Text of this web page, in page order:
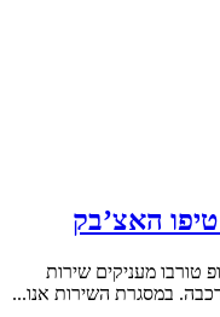
האצ’בק
טורבו מעניקים שירות
במסגרת השירות אנו...